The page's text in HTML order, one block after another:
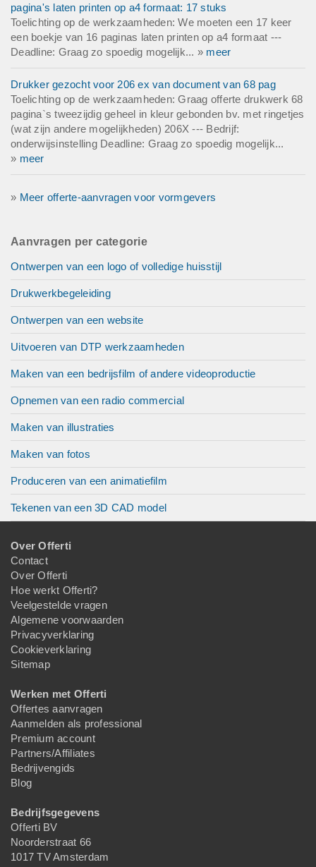
pagina's laten printen op a4 formaat: 17 stuks
Toelichting op de werkzaamheden: We moeten een 17 keer
een boekje van 16 paginas laten printen op a4 formaat ---
Deadline: Graag zo spoedig mogelijk... » meer
Drukker gezocht voor 206 ex van document van 68 pag
Toelichting op de werkzaamheden: Graag offerte drukwerk 68
pagina`s tweezijdig geheel in kleur gebonden bv. met ringetjes
(wat zijn andere mogelijkheden) 206X --- Bedrijf:
onderwijsinstelling Deadline: Graag zo spoedig mogelijk...
» meer
» Meer offerte-aanvragen voor vormgevers
Aanvragen per categorie
Ontwerpen van een logo of volledige huisstijl
Drukwerkbegeleiding
Ontwerpen van een website
Uitvoeren van DTP werkzaamheden
Maken van een bedrijsfilm of andere videoproductie
Opnemen van een radio commercial
Maken van illustraties
Maken van fotos
Produceren van een animatiefilm
Tekenen van een 3D CAD model
Over Offerti
Contact
Over Offerti
Hoe werkt Offerti?
Veelgestelde vragen
Algemene voorwaarden
Privacyverklaring
Cookieverklaring
Sitemap
Werken met Offerti
Offertes aanvragen
Aanmelden als professional
Premium account
Partners/Affiliates
Bedrijvengids
Blog
Bedrijfsgegevens
Offerti BV
Noorderstraat 66
1017 TV Amsterdam